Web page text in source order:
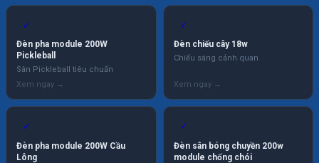
✓
Đèn pha module 200W
Pickleball
Sân Pickleball tiêu chuẩn
✓
Đèn chiếu cây 18w
Chiếu sáng cảnh quan
✓
Đèn pha module 200W Cầu
Lông
✓
Đèn sân bóng chuyền 200w
module chống chói